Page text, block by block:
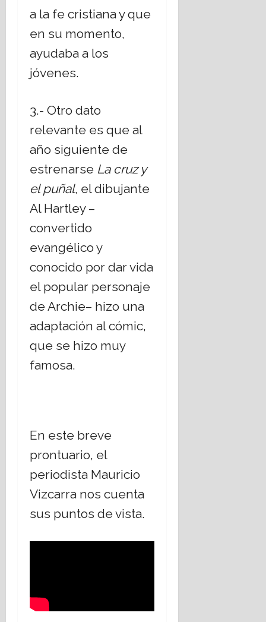
a la fe cristiana y que
en su momento,
ayudaba a los
jóvenes.
3.- Otro dato
relevante es que al
año siguiente de
estrenarse La cruz y
el puñal, el dibujante
Al Hartley –
convertido
evangélico y
conocido por dar vida
el popular personaje
de Archie– hizo una
adaptación al cómic,
que se hizo muy
famosa.
En este breve
prontuario, el
periodista Mauricio
Vizcarra nos cuenta
sus puntos de vista.